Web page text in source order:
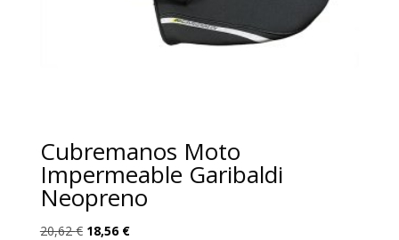
Cubremanos Moto
Impermeable Garibaldi
Neopreno
20,62€ El
18,56 €El